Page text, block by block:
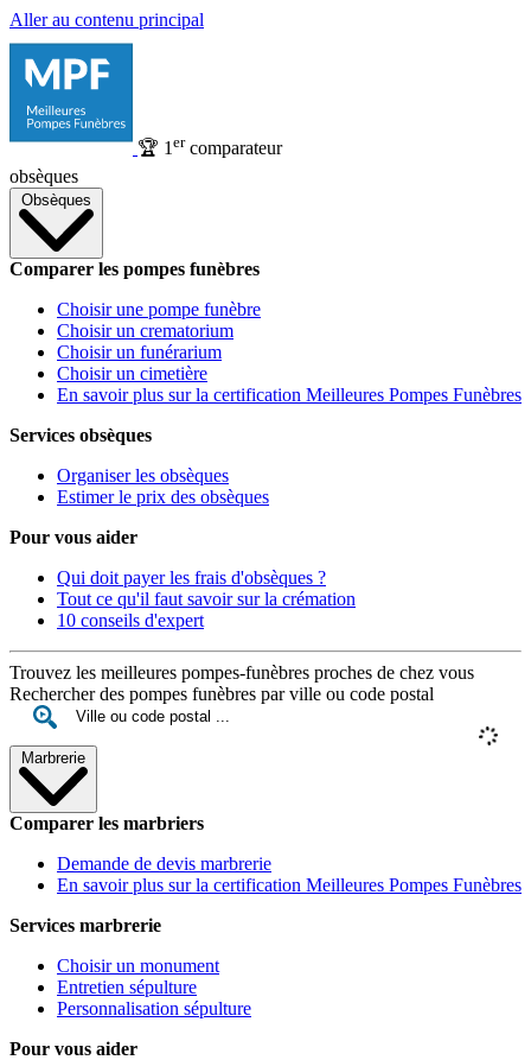
Aller au contenu principal
🏆 1 ercomparateur
obsèques
Obsèques
Comparer les pompes funèbres
Choisir une pompe funèbre
Choisir un crematorium
Choisir un funérarium
Choisir un cimetière
En savoir plus sur la certification Meilleures Pompes Funèbres
Services obsèques
Organiser les obsèques
Estimer le prix des obsèques
Pour vous aider
Qui doit payer les frais d'obsèques ?
Tout ce qu'il faut savoir sur la crémation
10 conseils d'expert
Trouvez les meilleures pompes-funèbres proches de chez vous
Rechercher des pompes funèbres par ville ou code postal
Marbrerie
Comparer les marbriers
Demande de devis marbrerie
En savoir plus sur la certification Meilleures Pompes Funèbres
Services marbrerie
Choisir un monument
Entretien sépulture
Personnalisation sépulture
Pour vous aider